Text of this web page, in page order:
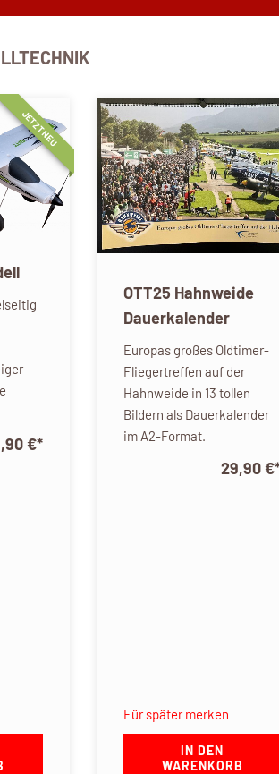
JETZT NEU
€*
OTT25 Hahnweide
Dauerkalender
Europas großes Oldtimer-
Fliegertreffen auf der
Hahnweide in 13 tollen
Bildern als Dauerkalender
im A2-Format.
29,90 €
Für später merken
IN DEN
WARENKORB